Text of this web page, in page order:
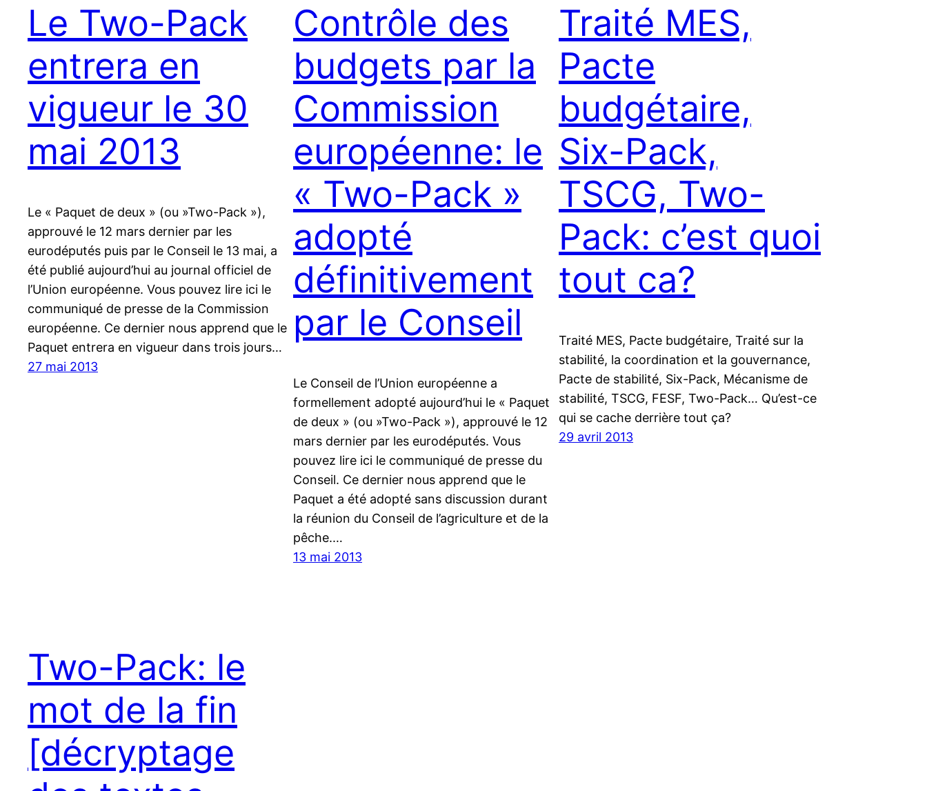
Le Two-Pack
entrera en
vigueur le 30
mai 2013
Le « Paquet de deux » (ou »Two-Pack »),
approuvé le 12 mars dernier par les
eurodéputés puis par le Conseil le 13 mai, a
été publié aujourd’hui au journal officiel de
l’Union européenne. Vous pouvez lire ici le
communiqué de presse de la Commission
européenne. Ce dernier nous apprend que le
Paquet entrera en vigueur dans trois jours…
27 mai 2013
Contrôle des
budgets par la
Commission
européenne: le
« Two-Pack »
adopté
définitivement
par le Conseil
Le Conseil de l’Union européenne a
formellement adopté aujourd’hui le « Paquet
de deux » (ou »Two-Pack »), approuvé le 12
mars dernier par les eurodéputés. Vous
pouvez lire ici le communiqué de presse du
Conseil. Ce dernier nous apprend que le
Paquet a été adopté sans discussion durant
la réunion du Conseil de l’agriculture et de la
pêche.…
13 mai 2013
Traité MES,
Pacte
budgétaire,
Six-Pack,
TSCG, Two-
Pack: c’est quoi
tout ca?
Traité MES, Pacte budgétaire, Traité sur la
stabilité, la coordination et la gouvernance,
Pacte de stabilité, Six-Pack, Mécanisme de
stabilité, TSCG, FESF, Two-Pack… Qu’est-ce
qui se cache derrière tout ça?
29 avril 2013
Two-Pack: le
mot de la fin
[décryptage